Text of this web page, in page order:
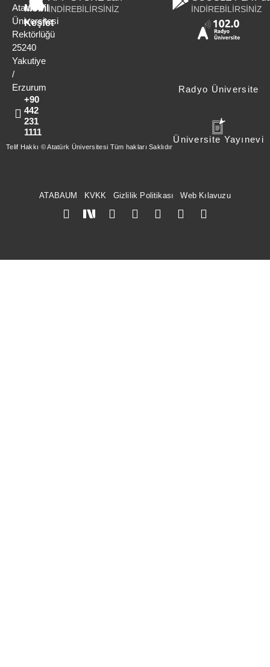
Atatürk
Üniversitesi
Rektörlüğü
25240
Yakutiye
/
Erzurum
+90
442
231
1111
Mobil
Keşfet
İNDİREBİLİRSİNİZ İNDİREBİLİRSİNİZ
Radyo Üniversite
Üniversite Yayınevi
Telif Hakkı © Atatürk Üniversitesi Tüm hakları Saklıdır
ATABAUM KVKK Gizlilik Politikası Web Kılavuzu